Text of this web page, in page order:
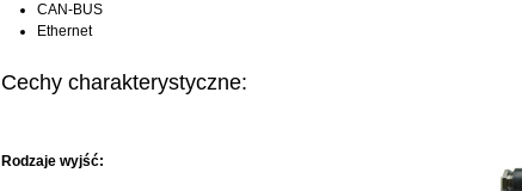
CAN-BUS
Ethernet
Cechy charakterystyczne:
Rodzaje wyjść: